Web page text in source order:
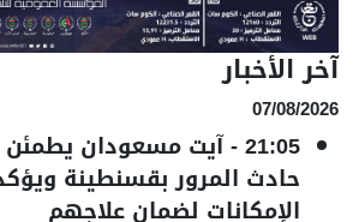
آخر الأخبار
07/08/2026
21:05
-آيت مسعودان
حادث المرور بقسنطينة
الإمكانات لضمان علاجهم